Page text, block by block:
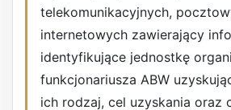
telekomunikacyjnych,
internetowych zawierający
identyfikujące jednostkę
funkcjonariusza ABW
ich rodzaj, cel uzyskania oraz